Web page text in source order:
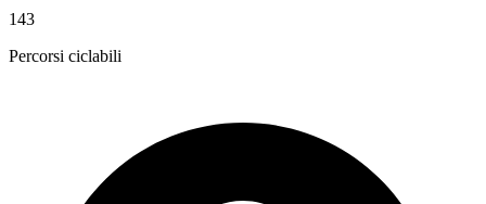
143
Percorsi ciclabili